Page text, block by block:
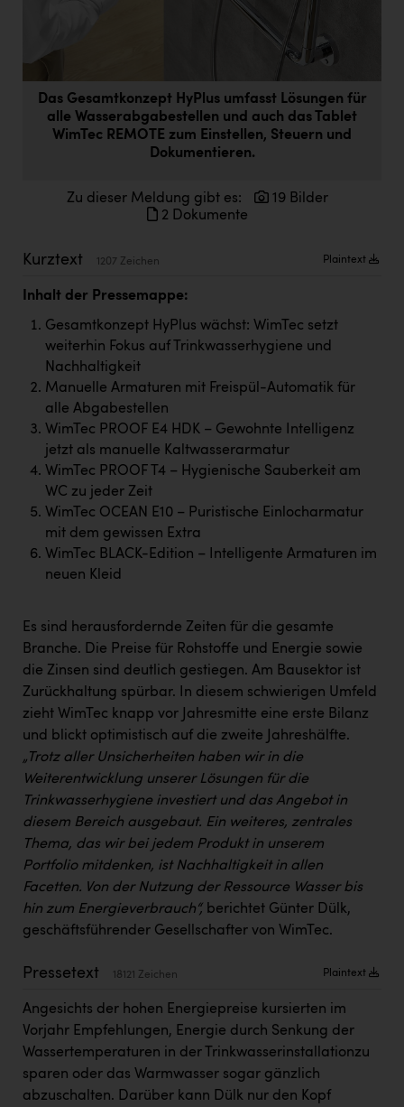
everfield
Firmenradl
INTERSPORT Austria
Jesolo
Jane Goodall Institute Austria
Kärcher
Karin Liedl
KEBA
KIWI Kinderwunsch Institut Dr. Loimer
KLIPP Frisör
Kleider Bauer
Maximarkt
Oldtimer Raststationen und Motorhotels
Österreichischer Kachelofenverband
Orlen
Passage Linz
PEZ
PÜSPÖK
REMAX
RE/MAX Welcome
Ruderclub Wels
SCRI - Salzburg Cancer Research Institute
SCHMACHTL GmbH
Das Gesamtkonzept HyPlus umfasst Lösungen für
alle Wasserabgabestellen und auch das Tablet
WimTec REMOTE zum Einstellen, Steuern und
Dokumentieren.
Zu dieser Meldung gibt es:
19 Bilder
2 Dokumente
Kurztext 1207 Zeichen Plaintext
Inhalt der Pressemappe:
Gesamtkonzept HyPlus wächst: WimTec setzt
weiterhin Fokus auf Trinkwasserhygiene und
Nachhaltigkeit
Manuelle Armaturen mit Freispül-Automatik für
alle Abgabestellen
WimTec PROOF E4 HDK – Gewohnte Intelligenz
jetzt als manuelle Kaltwasserarmatur
WimTec PROOF T4 – Hygienische Sauberkeit am
WC zu jeder Zeit
WimTec OCEAN E10 – Puristische Einlocharmatur
mit dem gewissen Extra
WimTec BLACK-Edition – Intelligente Armaturen im
neuen Kleid
Es sind herausfordernde Zeiten für die gesamte
Branche. Die Preise für Rohstoffe und Energie sowie
die Zinsen sind deutlich gestiegen. Am Bausektor ist
Zurückhaltung spürbar. In diesem schwierigen Umfeld
zieht WimTec knapp vor Jahresmitte eine erste Bilanz
und blickt optimistisch auf die zweite Jahreshälfte.
„Trotz aller Unsicherheiten haben wir in die
Weiterentwicklung unserer Lösungen für die
Trinkwasserhygiene investiert und das Angebot in
diesem Bereich ausgebaut. Ein weiteres, zentrales
Thema, das wir bei jedem Produkt in unserem
Portfolio mitdenken, ist Nachhaltigkeit in allen
Facetten. Von der Nutzung der Ressource Wasser bis
hin zum Energieverbrauch“, berichtet Günter Dülk,
geschäftsführender Gesellschafter von WimTec.
Pressetext 18121 Zeichen Plaintext
Angesichts der hohen Energiepreise kursierten im
Vorjahr Empfehlungen, Energie durch Senkung der
Wassertemperaturen in der Trinkwasserinstallationzu
sparen oder das Warmwasser sogar gänzlich
abzuschalten. Darüber kann Dülk nur den Kopf